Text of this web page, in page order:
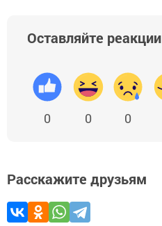
Оставляйте реакции
0 0 0
Расскажите друзьям